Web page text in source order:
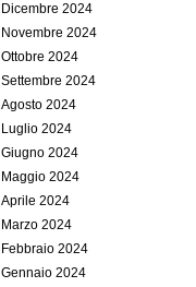
Dicembre 2024
Novembre 2024
Ottobre 2024
Settembre 2024
Agosto 2024
Luglio 2024
Giugno 2024
Maggio 2024
Aprile 2024
Marzo 2024
Febbraio 2024
Gennaio 2024